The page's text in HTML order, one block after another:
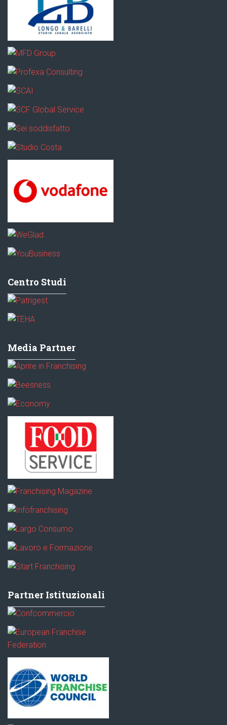
Centro Studi
Media Partner
Partner Istituzionali